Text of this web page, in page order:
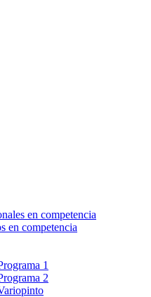
en competencia
en competencia
1
2